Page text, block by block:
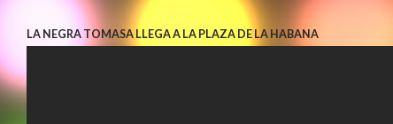
LA NEGRA TOMASA LLEGA A LA PLAZA DE LA HABANA